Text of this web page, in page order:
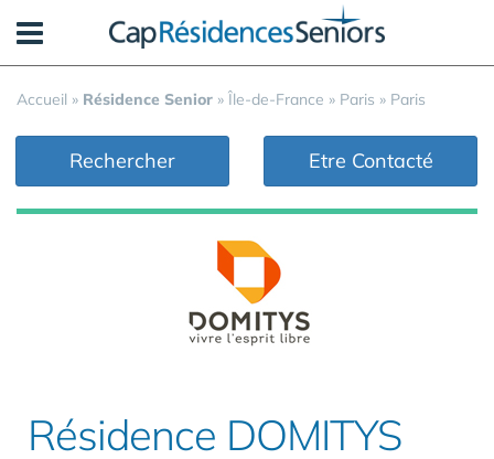
Accueil » Résidence Senior » Île-de-France » Paris » Paris
Rechercher Etre Contacté
Résidence DOMITYS